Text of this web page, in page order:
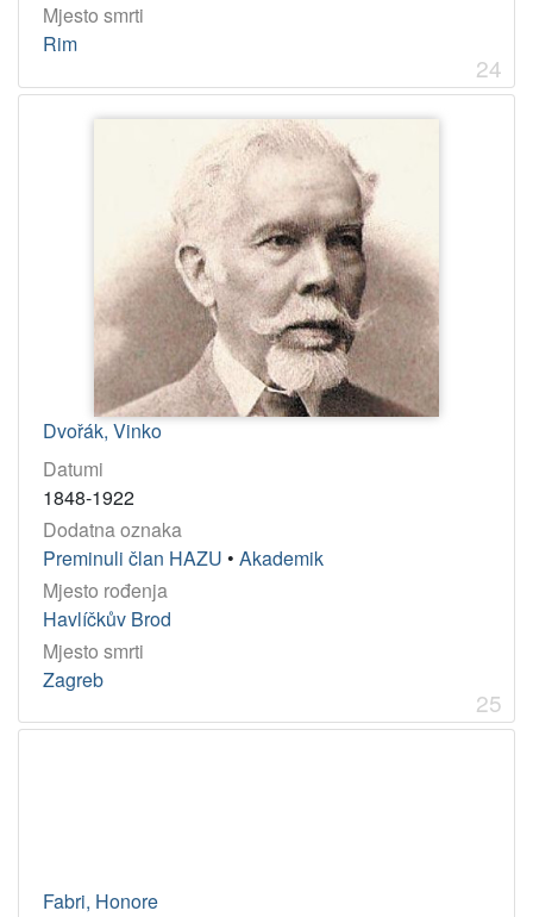
Mjesto smrti
Rim
24
Dvořák, Vinko
Datumi
1848-1922
Dodatna oznaka
Preminuli član HAZU • Akademik
Mjesto rođenja
Havlíčkův Brod
Mjesto smrti
Zagreb
25
Fabri, Honore